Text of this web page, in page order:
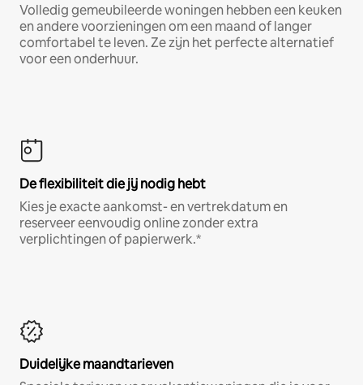
Volledig gemeubileerde woningen hebben een keuken
en andere voorzieningen om een maand of langer
comfortabel te leven. Ze zijn het perfecte alternatief
voor een onderhuur.
De flexibiliteit die jij nodig hebt
Kies je exacte aankomst- en vertrekdatum en
reserveer eenvoudig online zonder extra
verplichtingen of papierwerk.*
Duidelijke maandtarieven